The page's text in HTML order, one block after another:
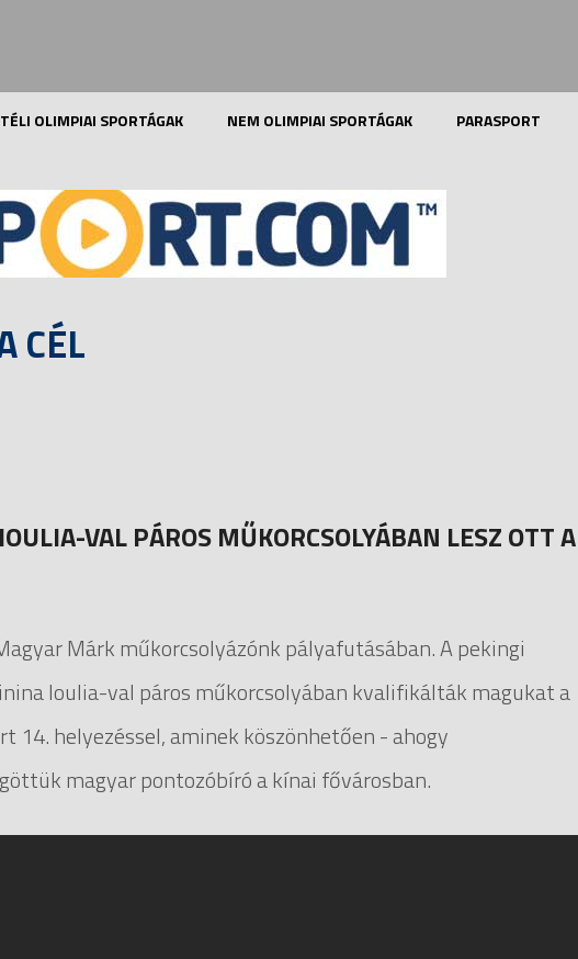
TÉLI OLIMPIAI SPORTÁGAK NEM OLIMPIAI SPORTÁGAK PARASPORT
CÉL
VAL PÁROS MŰKORCSOLYÁBAN LESZ OTT A
Márk műkorcsolyázónk pályafutásában. A pekingi
Ioulia-val páros műkorcsolyában kvalifikálták magukat a
helyezéssel, aminek köszönhetően - ahogy
magyar pontozóbíró a kínai fővárosban.